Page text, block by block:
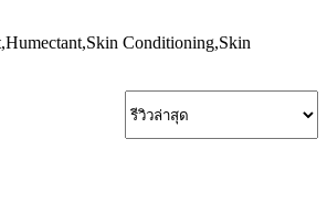
Conditioning,Skin